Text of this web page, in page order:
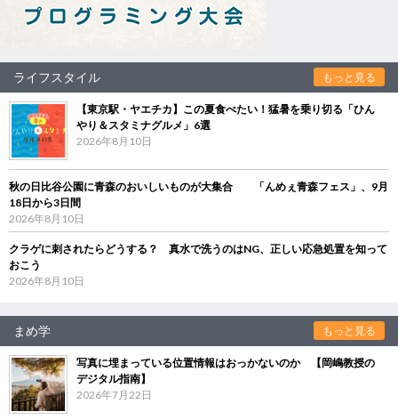
ライフスタイル もっと見る
【東京駅・ヤエチカ】この夏食べたい！猛暑を乗り切る「ひん
やり＆スタミナグルメ」6選
2026年8月10日
秋の日比谷公園に青森のおいしいものが大集合 「んめぇ青森フェス」、9月
18日から3日間
2026年8月10日
クラゲに刺されたらどうする？ 真水で洗うのはNG、正しい応急処置を知って
おこう
2026年8月10日
まめ学 もっと見る
写真に埋まっている位置情報はおっかないのか 【岡嶋教授の
デジタル指南】
2026年7月22日